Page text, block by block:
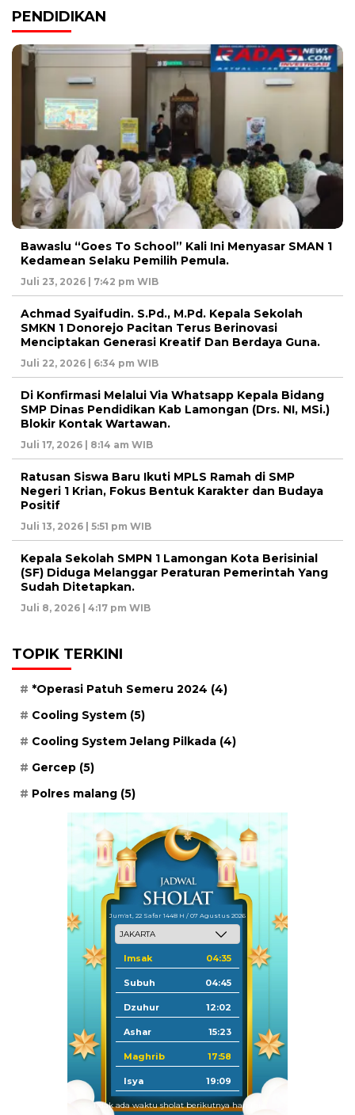
PENDIDIKAN
Bawaslu “Goes To School” Kali Ini Menyasar SMAN 1
Kedamean Selaku Pemilih Pemula.
Juli 23, 2026 | 7:42 pm WIB
Achmad Syaifudin. S.Pd., M.Pd. Kepala Sekolah
SMKN 1 Donorejo Pacitan Terus Berinovasi
Menciptakan Generasi Kreatif Dan Berdaya Guna.
Juli 22, 2026 | 6:34 pm WIB
Di Konfirmasi Melalui Via Whatsapp Kepala Bidang
SMP Dinas Pendidikan Kab Lamongan (Drs. NI, MSi.)
Blokir Kontak Wartawan.
Juli 17, 2026 | 8:14 am WIB
Ratusan Siswa Baru Ikuti MPLS Ramah di SMP
Negeri 1 Krian, Fokus Bentuk Karakter dan Budaya
Positif
Juli 13, 2026 | 5:51 pm WIB
Kepala Sekolah SMPN 1 Lamongan Kota Berisinial
(SF) Diduga Melanggar Peraturan Pemerintah Yang
Sudah Ditetapkan.
Juli 8, 2026 | 4:17 pm WIB
TOPIK TERKINI
*Operasi Patuh Semeru 2024 (4)
Cooling System (5)
Cooling System Jelang Pilkada (4)
Gercep (5)
Polres malang (5)
Jum'at, 22 Safar 1448 H / 07 Agustus 2026
Imsak 04:35
Subuh 04:45
Dzuhur 12:02
Ashar 15:23
Maghrib 17:58
Isya 19:09
Tidak ada waktu sholat berikutnya hari ini.